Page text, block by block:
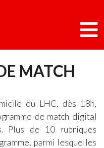
MATCH
du LHC, dès 18h,
de match digital
Plus de 10 rubriques
parmi lesquelles